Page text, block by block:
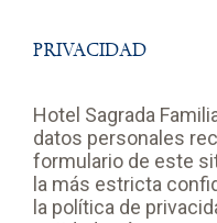
PRIVACIDAD
Hotel Sagrada
datos personales
formulario de este
la más estricta
la política de